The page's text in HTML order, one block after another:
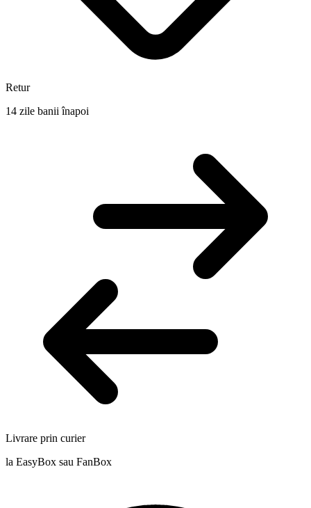
Retur
14 zile banii înapoi
Livrare prin curier
la EasyBox sau FanBox